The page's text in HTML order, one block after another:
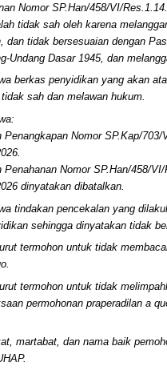
Nomor SP.Han/458/VI/
tidak sah oleh karena
dan tidak bersesuaian dengan
Undang Dasar 1945, dan
berkas penyidikan yang akan
sah dan melawan hukum.
Penangkapan Nomor SP.Kap/
Penahanan Nomor SP.Han/458/
dinyatakan dibatalkan.
tindakan pencekalan yang
sehingga dinyatakan tidak
termohon untuk tidak
termohon untuk tidak
permohonan praperadilan a
martabat, dan nama baik